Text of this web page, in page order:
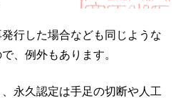
行した場合なども同じような
、例外もあります。
永久認定は手足の切断や人工